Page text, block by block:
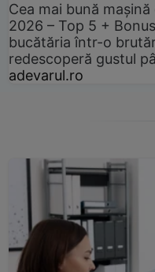
Cea mai bună
2026 – Top 5 +
bucătăria într-o
redescoperă gustul
adevarul.ro